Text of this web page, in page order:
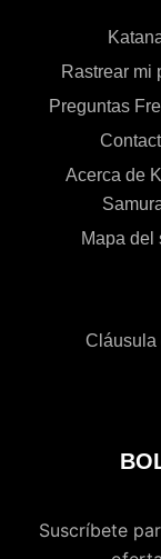
Rastrear mi
Preguntas
Acerca de
Mapa del
Cláusula
Suscríbete